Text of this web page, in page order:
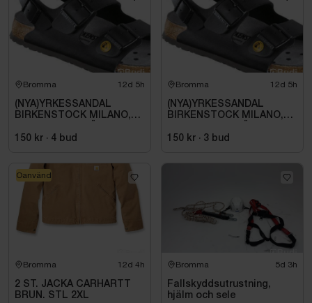
Bromma 12d 5h
(NYA)YRKESSANDAL
BIRKENSTOCK MILANO,
SVART. STL 42
150 kr · 4 bud
Bromma 12d 5h
(NYA)YRKESSANDAL
BIRKENSTOCK MILANO,
SVART. STL 42
150 kr · 3 bud
Bromma 12d 4h
2 ST. JACKA CARHARTT
BRUN. STL 2XL
Oanvänd
Bromma 5d 3h
Fallskyddsutrustning,
hjälm och sele